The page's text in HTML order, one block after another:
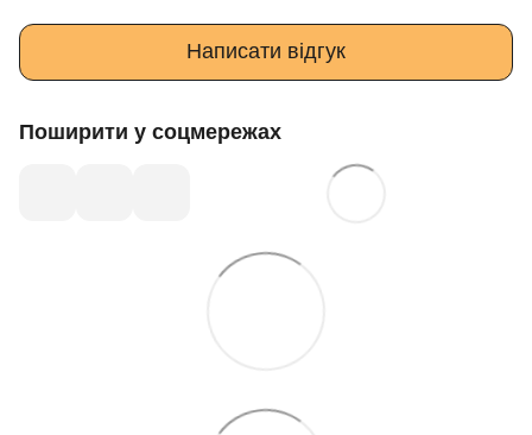
Написати відгук
Поширити у соцмережах